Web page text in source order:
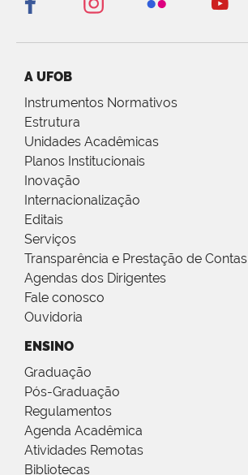
A UFOB
Instrumentos Normativos
Estrutura
Unidades Acadêmicas
Planos Institucionais
Inovação
Internacionalização
Editais
Serviços
Transparência e Prestação de Contas
Agendas dos Dirigentes
Fale conosco
Ouvidoria
ENSINO
Graduação
Pós-Graduação
Regulamentos
Agenda Acadêmica
Atividades Remotas
Bibliotecas